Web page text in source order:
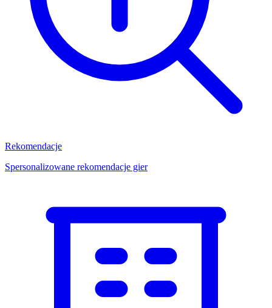
Rekomendacje
Spersonalizowane rekomendacje gier